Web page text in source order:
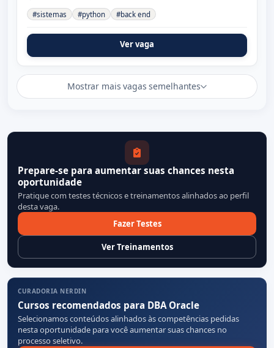
#sistemas #python #back end
Ver vaga
Mostrar mais vagas semelhantes
Prepare-se para aumentar suas chances nesta
oportunidade
Pratique com testes técnicos e treinamentos alinhados ao perfil
desta vaga.
Fazer Testes
Ver Treinamentos
CURADORIA NERDIN
Cursos recomendados para DBA Oracle
Selecionamos conteúdos alinhados às competências pedidas
nesta oportunidade para você aumentar suas chances no
processo seletivo.